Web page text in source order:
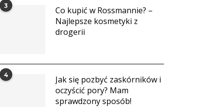
3
Co kupić w Rossmannie? –
Najlepsze kosmetyki z
drogerii
4
Jak się pozbyć zaskórników i
oczyścić pory? Mam
sprawdzony sposób!